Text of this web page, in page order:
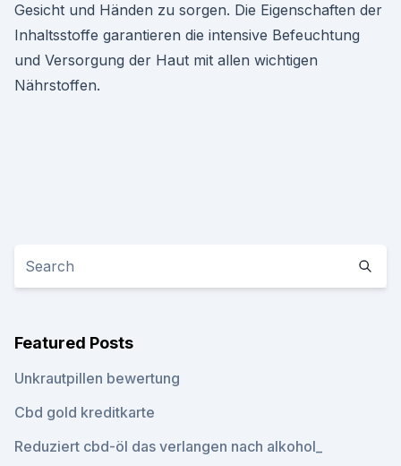
Gesicht und Händen zu sorgen. Die Eigenschaften der
Inhaltsstoffe garantieren die intensive Befeuchtung
und Versorgung der Haut mit allen wichtigen
Nährstoffen.
Featured Posts
Unkrautpillen bewertung
Cbd gold kreditkarte
Reduziert cbd-öl das verlangen nach alkohol_